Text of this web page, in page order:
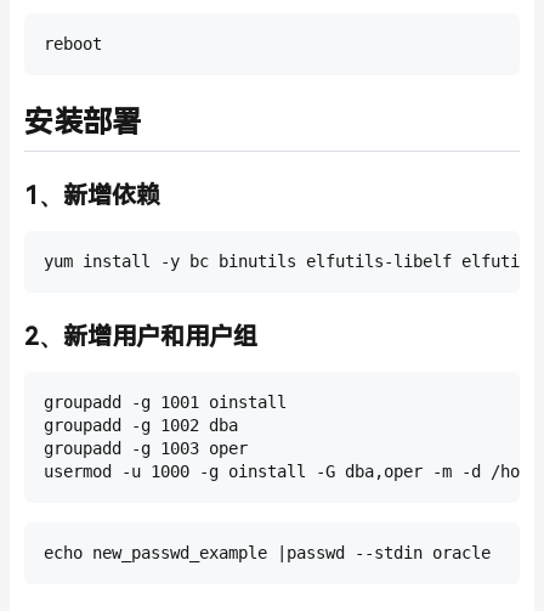
reboot
安装部署
1、新增依赖
yum install -y bc binutils elfutils-libelf elfutils-
2、新增用户和用户组
groupadd -g 1001 oinstall
groupadd -g 1002 dba
groupadd -g 1003 oper
usermod -u 1000 -g oinstall -G dba,oper -m -d /
echo new_passwd_example |passwd --stdin oracle